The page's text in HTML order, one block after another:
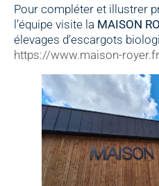
Pour compléter et illustrer
l’équipe visite la MAISON
élevages d’escargots
https://www.maison-